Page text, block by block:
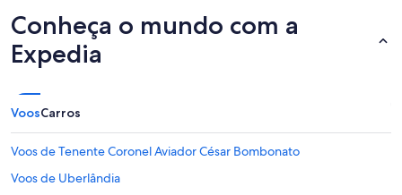
Conheça o mundo com a
Expedia
VoosCarros
Voos de Tenente Coronel Aviador César Bombonato
Voos de Uberlândia